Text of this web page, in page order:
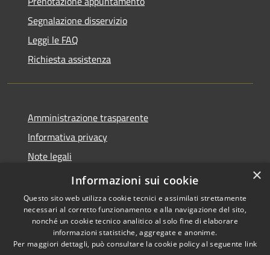
Segnalazione disservizio
Leggi le FAQ
Richiesta assistenza
Amministrazione trasparente
Informativa privacy
Note legali
Dichiarazione di accessibilità
Accessibilità
Copyright © 2026 • Comune di
Fogliano Redipuglia • Powered
×
Informazioni sui cookie
Questo sito web utilizza cookie tecnici e assimilati strettamente
necessari al corretto funzionamento e alla navigazione del sito,
nonché un cookie tecnico analitico al solo fine di elaborare
informazioni statistiche, aggregate e anonime.
Per maggiori dettagli, può consultare la cookie policy al seguente link